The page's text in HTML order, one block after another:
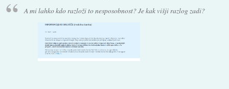
A mi lahko kdo razloži to nesposobnost? Je kak višji razlog zadi?